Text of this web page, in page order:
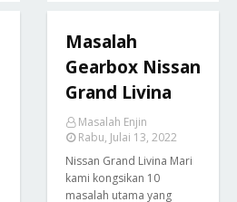
Masalah
Gearbox Nissan
Grand Livina
Masalah Enjin
Rabu, Julai 13, 2022
Nissan Grand Livina Mari
kami kongsikan 10
masalah utama yang